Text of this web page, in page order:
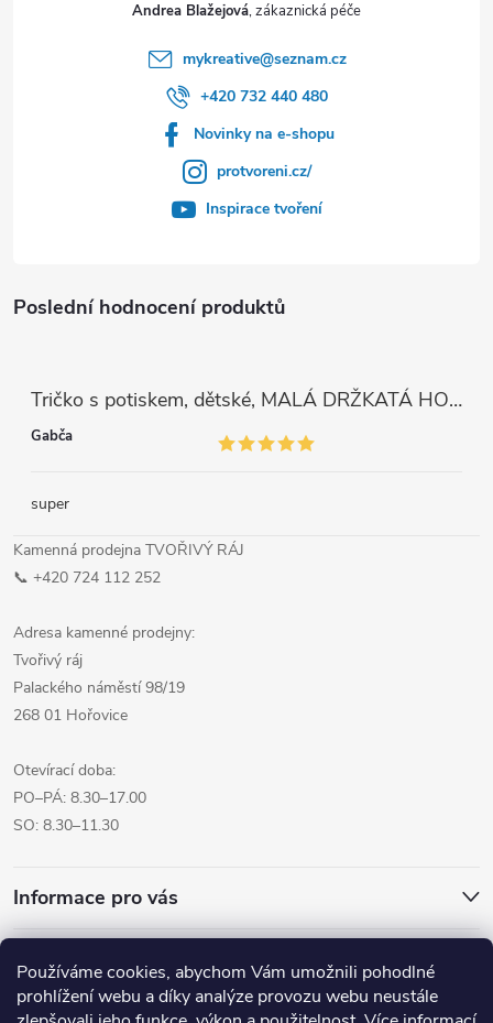
Používáme cookies, abychom Vám umožnili pohodlné
prohlížení webu a díky analýze provozu webu neustále
Poslední hodnocení produktů
Tričko s potiskem, dětské, MALÁ DRŽKATÁ HOLKA, 1 ks
Gabča
super
Kamenná prodejna TVOŘIVÝ RÁJ
📞 +420 724 112 252
Adresa kamenné prodejny:
Tvořivý ráj
Palackého náměstí 98/19
268 01 Hořovice
Otevírací doba:
PO–PÁ: 8.30–17.00
SO: 8.30–11.30
Informace pro vás
Andrea Blažejová
mykreative@seznam.cz
+420 732 440 480
Novinky na e-shopu
protvoreni.cz/
Inspirace tvoření
Přijímáme online platby